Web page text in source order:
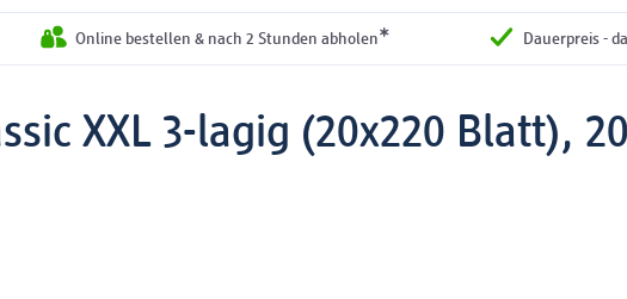
Online bestellen & nach 2 Stunden abholen* Dauerpreis -
XXL 3-lagig (20x220 Blatt),